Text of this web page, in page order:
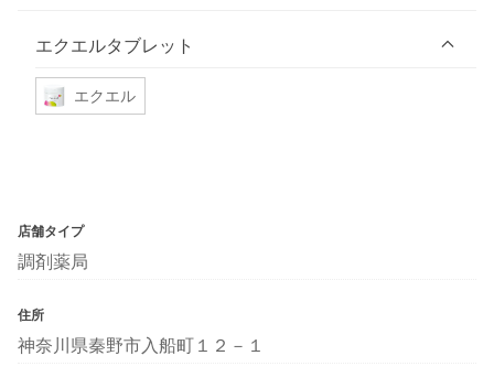
エクエルタブレット
エクエル
店舗タイプ
調剤薬局
住所
神奈川県秦野市入船町１２－１